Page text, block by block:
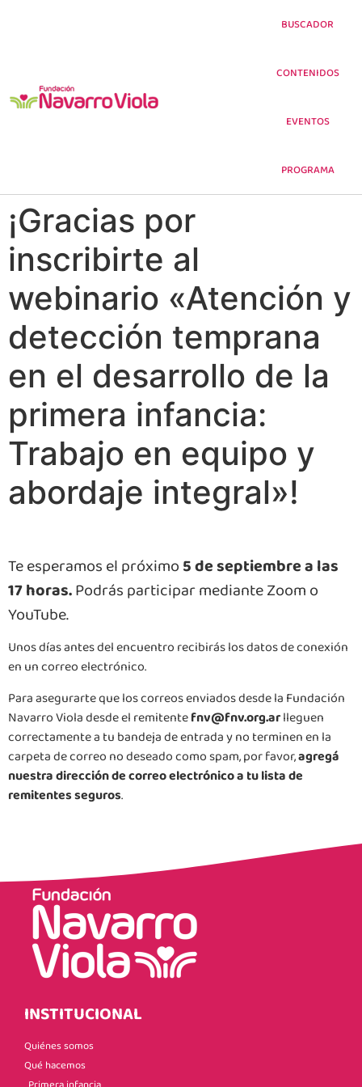
BUSCADOR
CONTENIDOS
EVENTOS
PROGRAMA
¡Gracias por
inscribirte al
webinario «Atención y
detección temprana
en el desarrollo de la
primera infancia:
Trabajo en equipo y
abordaje integral»!
Te esperamos el próximo 5 de septiembre a las
17 horas.Podrás participar mediante Zoom o
YouTube.
Unos días antes del encuentro recibirás los datos de conexión
en un correo electrónico.
Para asegurarte que los correos enviados desde la Fundación
Navarro Viola desde el remitentefnv@fnv.org.arlleguen
correctamente a tu bandeja de entrada y no terminen en la
carpeta de correo no deseado como spam, por favor,agregá
nuestra dirección de correo electrónico a tu lista de
remitentes seguros.
INSTITUCIONAL
Quiénes somos
Qué hacemos